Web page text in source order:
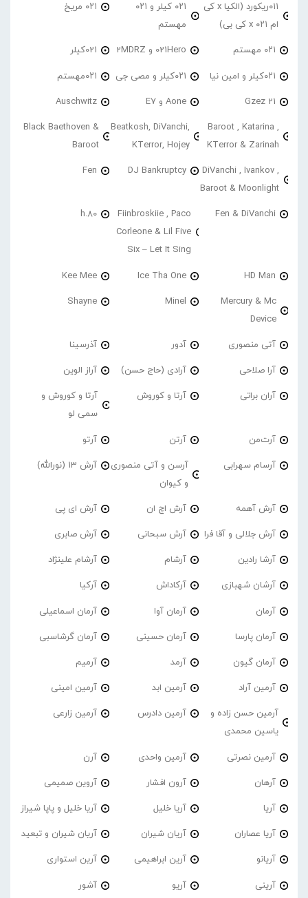
۰۱۱ریکورد (الکیا x کی
ام ۰۲۱ x کی بی)
۰۲۱ کیلر و ۰۲۱
مهستم
۰۲۱ مریخ
۰۲۱ مهستم 021Hero و 2MDRZ 021کیلر
۰۲۱کیلر و امین نیا ۰۲۱کیلر و مصی جی ۰۲۱مهستم
21 Gzez Aone و E7 Auschwitz
Baroot , Katarina ,
KTerror & Zarinah
Beatkosh, DiVanchi,
KTerror, Hojey
Black Baethoven &
Baroot
DiVanchi , Ivankov ,
Baroot & Moonlight
DJ Bankruptcy
Fen
Fen & DiVanchi
Fiinbroskiie , Paco
Corleone & Lil Five
Six – Let It Sing
h.80
HD Man
Ice Tha One
Kee Mee
Mercury & Mc
Device
Minel
Shayne
آتی منصوری آدور آذرسینا
آرا صلاحی آرادی (حاج حسن) آراز الوین
آران براتی آرتا و کوروش
آرتا و کوروش و
سمی لو
آرت‌من آرتن آرتو
آرسام سهرابی
آرسن و آتی منصوری
و کیوان
آرش 13 (نورالله)
آرش آهمه آرش اچ ان آرش ای پی
آرش جلالی و آقا فرا آرش سبحانی آرش صابری
آرشا رادین آرشام آرشام علینژاد
آرشان شهبازی آرکاداش آرکیا
آرمان آرمان آوا آرمان اسماعیلی
آرمان پارسا آرمان حسینی آرمان گرشاسبی
آرمان گیون آرمد آرمیم
آرمین آراد آرمین ابد آرمین امینی
آرمین حسن زاده و
یاسین محمدی
آرمین دادرس آرمین زارعی
آرمین نصرتی آرمین واحدی آرن
آرهان آرون افشار آروین صمیمی
آریا آریا خلیل آریا خلیل و پاپا شیراز
آریا عصاران آریان شیران آریان شیران و تبعید
آریانو آرین ابراهیمی آرین استواری
آرینی آریو آشور